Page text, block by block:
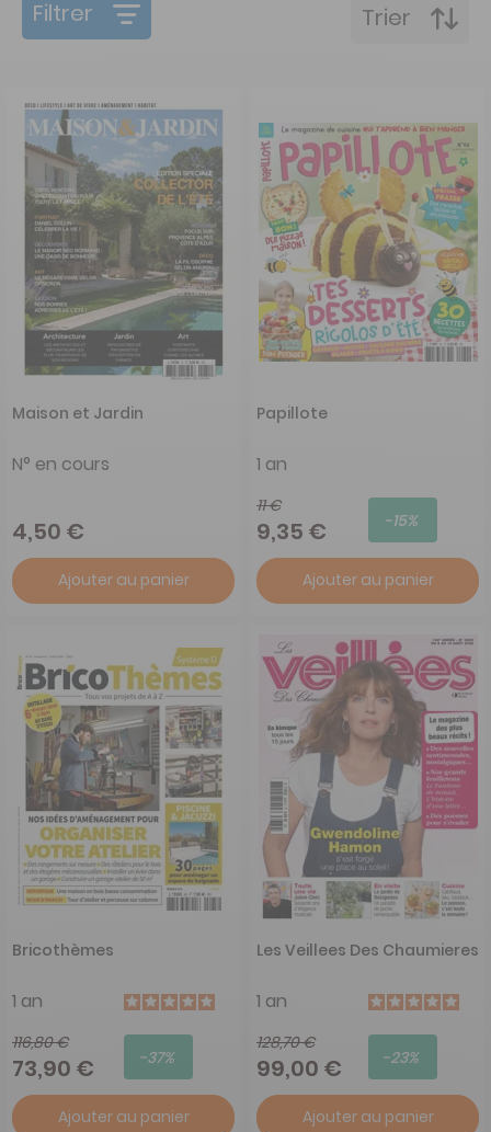
Filtrer Trier
Maison et Jardin
N° en cours
4,50 €
Ajouter au panier
Papillote
1 an
11 €
9,35 € -15%
Ajouter au panier
Bricothèmes
1 an
116,80 €
73,90 € -37%
Ajouter au panier
Les Veillees Des Chaumieres
1 an
128,70 €
99,00 € -23%
Ajouter au panier